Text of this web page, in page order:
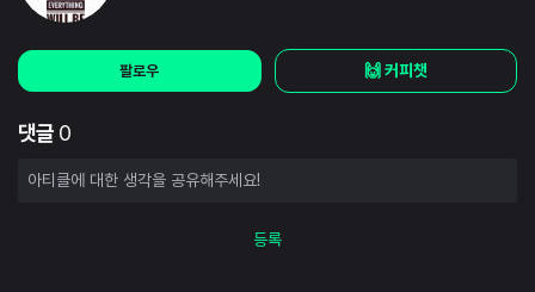
팔로우 🙌 커피챗
댓글 0
등록